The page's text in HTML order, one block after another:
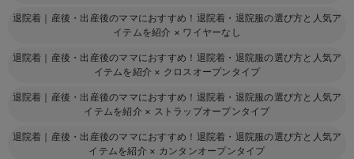
退院着｜産後・出産後のママにおすすめ！退院着・退院服の選び方と人気ア
イテムを紹介 × ワイヤーなし
退院着｜産後・出産後のママにおすすめ！退院着・退院服の選び方と人気ア
イテムを紹介 × クロスオープンタイプ
退院着｜産後・出産後のママにおすすめ！退院着・退院服の選び方と人気ア
イテムを紹介 × ストラップオープンタイプ
退院着｜産後・出産後のママにおすすめ！退院着・退院服の選び方と人気ア
イテムを紹介 × カンタンオープンタイプ